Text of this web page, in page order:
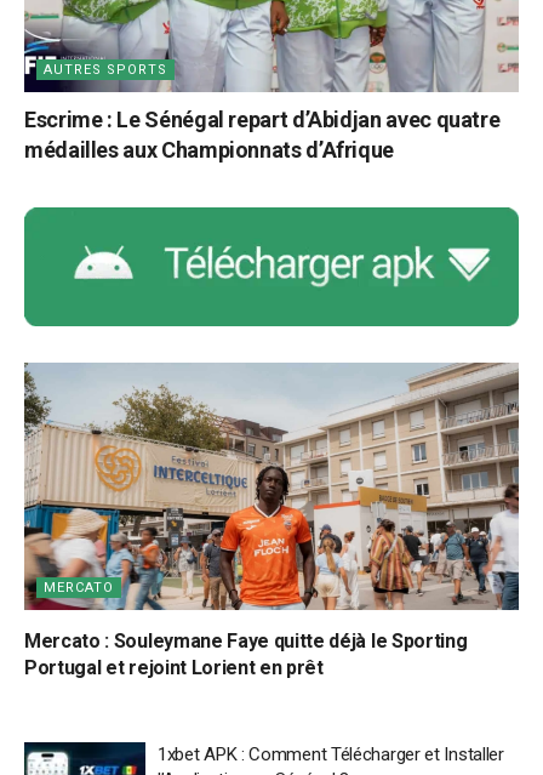
AUTRES SPORTS
Escrime : Le Sénégal repart d’Abidjan avec quatre
médailles aux Championnats d’Afrique
MERCATO
Mercato : Souleymane Faye quitte déjà le Sporting
Portugal et rejoint Lorient en prêt
1xbet APK : Comment Télécharger et Installer